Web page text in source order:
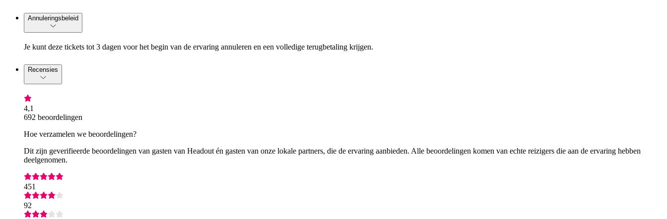
Annuleringsbeleid
Je kunt deze tickets tot 3 dagen voor het begin van de ervaring annuleren en een volledige terugbetaling krijgen.
Recensies
4,1
692 beoordelingen
Hoe verzamelen we beoordelingen?
Dit zijn geverifieerde beoordelingen van gasten van Headout én gasten van onze lokale partners, die de ervaring aanbieden. Alle beoordelingen komen van echte reizigers die aan de ervaring hebben
deelgenomen.
451
92